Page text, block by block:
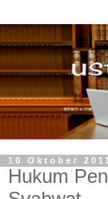
10 Oktober
Hukum